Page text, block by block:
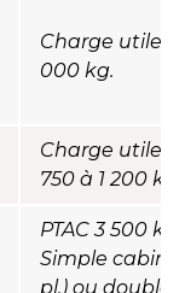
Charge utile ~1
000 kg.
Charge utile
750 à 1 200 kg.
PTAC 3 500 kg.
Simple cabine
pl.) ou double